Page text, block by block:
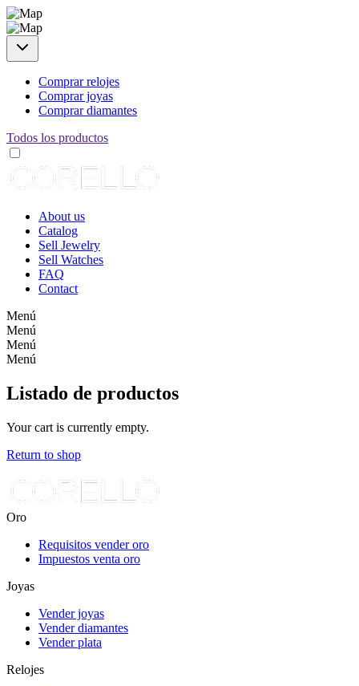
Comprar relojes
Comprar joyas
Comprar diamantes
Todos los productos
About us
Catalog
Sell Jewelry
Sell Watches
FAQ
Contact
Menú
Menú
Menú
Menú
Listado de productos
Your cart is currently empty.
Return to shop
Oro
Requisitos vender oro
Impuestos venta oro
Joyas
Vender joyas
Vender diamantes
Vender plata
Relojes